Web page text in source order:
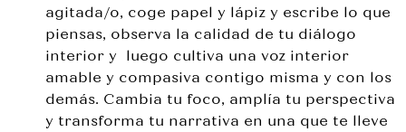
agitada/o, coge papel y lápiz y escribe lo que
piensas, observa la calidad de tu diálogo
interior y
luego cultiva una voz interior
amable y compasiva contigo misma y con los
demás. Cambia tu foco, amplía tu perspectiva
y transforma tu narrativa en una que te lleve